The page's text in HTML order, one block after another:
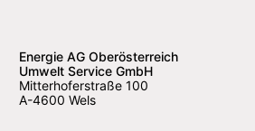
Energie AG Oberösterreich
Umwelt Service GmbH
Mitterhoferstraße 100
A-4600 Wels